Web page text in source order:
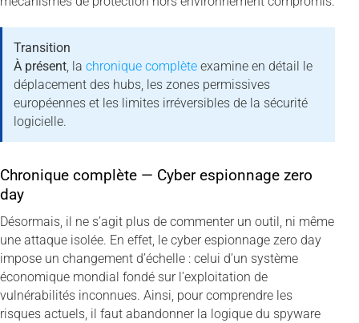
Transition
À présent, lachronique complète examine en détail le
déplacement des hubs, les zones permissives
européennes et les limites irréversibles de la sécurité
logicielle.
Chronique complète — Cyber espionnage zero
day
Désormais, il ne s’agit plus de commenter un outil, ni même
une attaque isolée. En effet, le cyber espionnage zero day
impose un changement d’échelle : celui d’un système
économique mondial fondé sur l’exploitation de
vulnérabilités inconnues. Ainsi, pour comprendre les
risques actuels, il faut abandonner la logique du spyware